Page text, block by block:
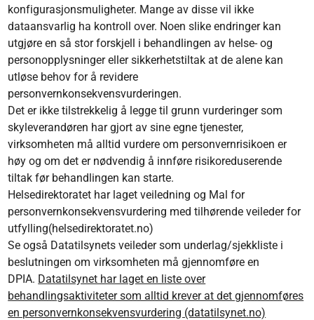
konfigurasjonsmuligheter. Mange av disse vil ikke
dataansvarlig ha kontroll over. Noen slike endringer kan
utgjøre en så stor forskjell i behandlingen av helse- og
personopplysninger eller sikkerhetstiltak at de alene kan
utløse behov for å revidere
personvernkonsekvensvurderingen.
Det er ikke tilstrekkelig å legge til grunn vurderinger som
skyleverandøren har gjort av sine egne tjenester,
virksomheten må alltid vurdere om personvernrisikoen er
høy og om det er nødvendig å innføre risikoreduserende
tiltak før behandlingen kan starte.
Helsedirektoratet har laget veiledning og Mal for
personvernkonsekvensvurdering med tilhørende veileder for
utfylling(helsedirektoratet.no)
Se også Datatilsynets veileder som underlag/sjekkliste i
beslutningen om virksomheten må gjennomføre en
DPIA. Datatilsynet har laget en liste over
behandlingsaktiviteter som alltid krever at det gjennomføres
en personvernkonsekvensvurdering (datatilsynet.no)